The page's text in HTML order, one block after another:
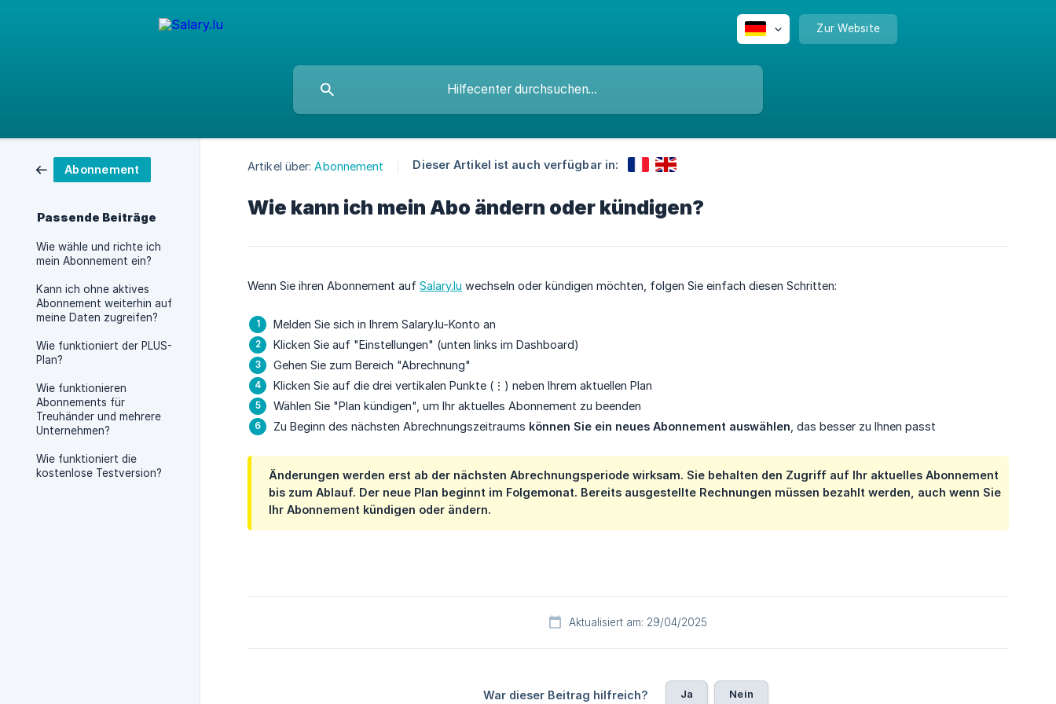
Zur Website
Abonnement
Passende Beiträge
Wie wähle und richte ich
mein Abonnement ein?
Kann ich ohne aktives
Abonnement weiterhin auf
meine Daten zugreifen?
Wie funktioniert der PLUS-
Plan?
Wie funktionieren
Abonnements für
Treuhänder und mehrere
Unternehmen?
Wie funktioniert die
kostenlose Testversion?
Artikel über: Abonnement Dieser Artikel ist auch verfügbar in:
Wie kann ich mein Abo ändern oder kündigen?
Wenn Sie ihren Abonnement auf Salary.lu wechseln oder kündigen möchten, folgen Sie einfach diesen Schritten:
Melden Sie sich in Ihrem Salary.lu-Konto an
Klicken Sie auf "Einstellungen" (unten links im Dashboard)
Gehen Sie zum Bereich "Abrechnung"
Klicken Sie auf die drei vertikalen Punkte (⋮) neben Ihrem aktuellen Plan
Wählen Sie "Plan kündigen", um Ihr aktuelles Abonnement zu beenden
Zu Beginn des nächsten Abrechnungszeitraums können Sie ein neues Abonnement auswählen , das besser zu Ihnen passt
Änderungen werden erst ab der nächsten Abrechnungsperiode wirksam. Sie behalten den Zugriff auf Ihr aktuelles Abonnement
bis zum Ablauf. Der neue Plan beginnt im Folgemonat. Bereits ausgestellte Rechnungen müssen bezahlt werden, auch wenn Sie
Ihr Abonnement kündigen oder ändern.
Aktualisiert am: 29/04/2025
War dieser Beitrag hilfreich? Ja Nein